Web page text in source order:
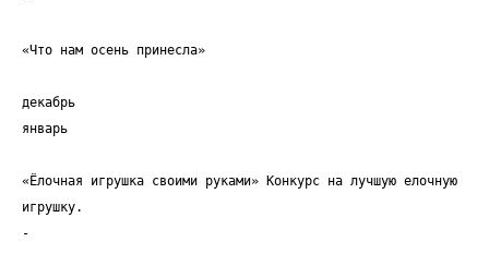
«Что нам осень принесла»
декабрь
январь
«Ёлочная игрушка своими руками» Конкурс на лучшую елочную
игрушку.
-